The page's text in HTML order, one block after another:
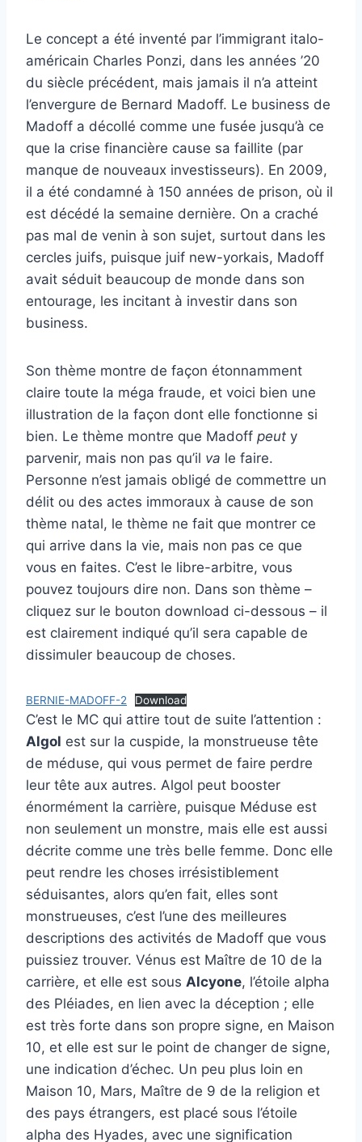
Le concept a été inventé par l’immigrant italo-
américain Charles Ponzi, dans les années ’20
du siècle précédent, mais jamais il n’a atteint
l’envergure de Bernard Madoff. Le business de
Madoff a décollé comme une fusée jusqu’à ce
que la crise financière cause sa faillite (par
manque de nouveaux investisseurs). En 2009,
il a été condamné à 150 années de prison, où il
est décédé la semaine dernière. On a craché
pas mal de venin à son sujet, surtout dans les
cercles juifs, puisque juif new-yorkais, Madoff
avait séduit beaucoup de monde dans son
entourage, les incitant à investir dans son
business.
Son thème montre de façon étonnamment
claire toute la méga fraude, et voici bien une
illustration de la façon dont elle fonctionne si
bien. Le thème montre que Madoff peut y
parvenir, mais non pas qu’il va le faire.
Personne n’est jamais obligé de commettre un
délit ou des actes immoraux à cause de son
thème natal, le thème ne fait que montrer ce
qui arrive dans la vie, mais non pas ce que
vous en faites. C’est le libre-arbitre, vous
pouvez toujours dire non. Dans son thème –
cliquez sur le bouton download ci-dessous – il
est clairement indiqué qu’il sera capable de
dissimuler beaucoup de choses.
BERNIE-MADOFF-2 Download
C’est le MC qui attire tout de suite l’attention :
Algol est sur la cuspide, la monstrueuse tête
de méduse, qui vous permet de faire perdre
leur tête aux autres. Algol peut booster
énormément la carrière, puisque Méduse est
non seulement un monstre, mais elle est aussi
décrite comme une très belle femme. Donc elle
peut rendre les choses irrésistiblement
séduisantes, alors qu’en fait, elles sont
monstrueuses, c’est l’une des meilleures
descriptions des activités de Madoff que vous
puissiez trouver. Vénus est Maître de 10 de la
carrière, et elle est sous Alcyone, l’étoile alpha
des Pléiades, en lien avec la déception ; elle
est très forte dans son propre signe, en Maison
10, et elle est sur le point de changer de signe,
une indication d’échec. Un peu plus loin en
Maison 10, Mars, Maître de 9 de la religion et
des pays étrangers, est placé sous l’étoile
alpha des Hyades, avec une signification